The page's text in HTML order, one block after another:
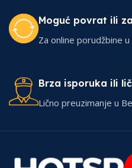
Moguć povrat ili
Za online porudžbine
Brza isporuka ili
Lično preuzimanje u